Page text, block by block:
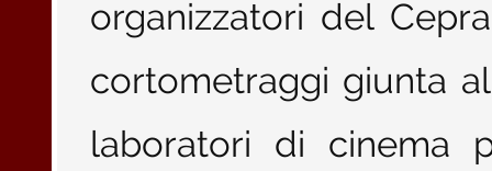
organizzatori del
cortometraggi giunta
laboratori di cinema